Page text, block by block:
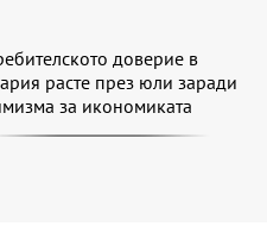
доверие в
расте през юли заради
за икономиката